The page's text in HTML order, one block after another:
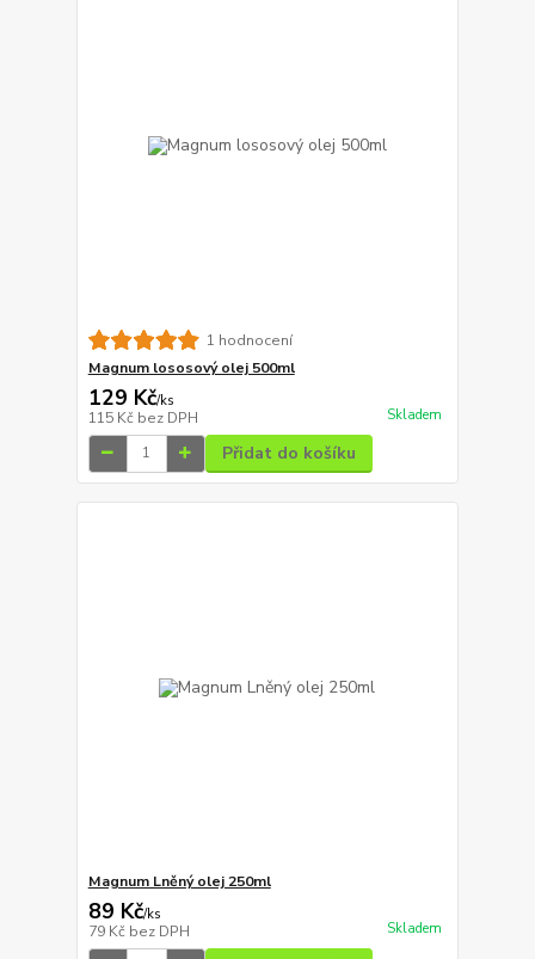
1 hodnocení
Magnum lososový olej 500ml
129 Kč/ks
115 Kč bez DPH Skladem
Přidat do košíku
Magnum Lněný olej 250ml
89 Kč/ks
79 Kč bez DPH Skladem